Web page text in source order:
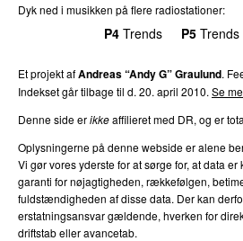
Dyk ned i musikken på flere radiostationer:
P4 Trends P5 Trends
Et projekt afAndreas “Andy G” Graulund.
Indekset går tilbage til d. 20. april 2010. Se
Denne side erikkeaffilieret med DR, og er
Oplysningerne på denne webside er alene
Vi gør vores yderste for at sørge for, at data
garanti for nøjagtigheden, rækkefølgen,
fuldstændigheden af disse data. Der kan
erstatningsansvar gældende, hverken for
driftstab eller avancetab.